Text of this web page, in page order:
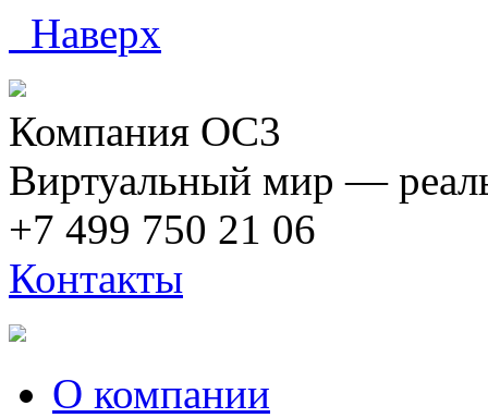
Наверх
Компания ОС3
Виртуальный мир —
+7 499 750 21 06
Контакты
О компании